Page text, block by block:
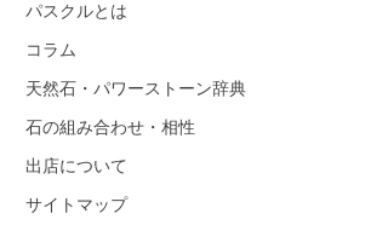
パスクルとは
コラム
天然石・パワーストーン辞典
石の組み合わせ・相性
出店について
サイトマップ